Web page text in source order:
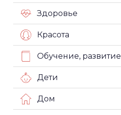
Здоровье
Красота
Обучение, развитие
Дети
Дом